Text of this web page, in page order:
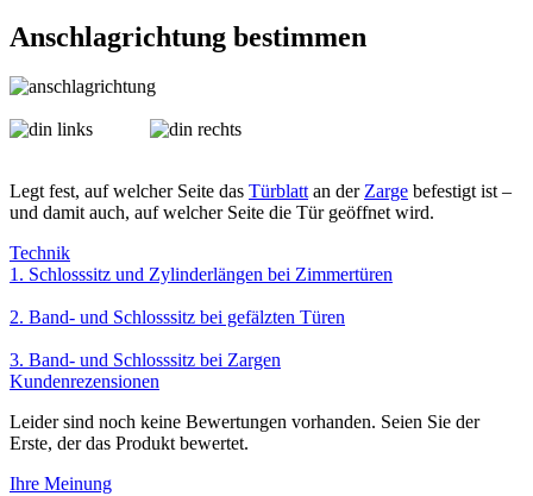
Anschlagrichtung bestimmen
Legt fest, auf welcher Seite das Türblattan derZarge befestigt ist –
und damit auch, auf welcher Seite die Tür geöffnet wird.
Technik
1. Schlosssitz und Zylinderlängen bei Zimmertüren
2. Band- und Schlosssitz bei gefälzten Türen
3. Band- und Schlosssitz bei Zargen
Kundenrezensionen
Leider sind noch keine Bewertungen vorhanden. Seien Sie der
Erste, der das Produkt bewertet.
Ihre Meinung